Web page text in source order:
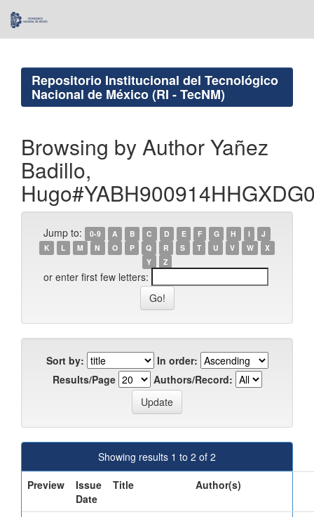
navigation
Repositorio Institucional del Tecnológico
Nacional de México (RI - TecNM)
Browsing by Author Yañez
Badillo,
Jump to: 0-9 A B C D E F G H I
J
K
L M N O P Q R S T U V W
X
Y
Z
or enter first few letters:
Sort by:
In order:
Results/Page
Authors/Record:
Showing results 1 to 2 of 2
Preview
Issue
Date
Title Author(s)